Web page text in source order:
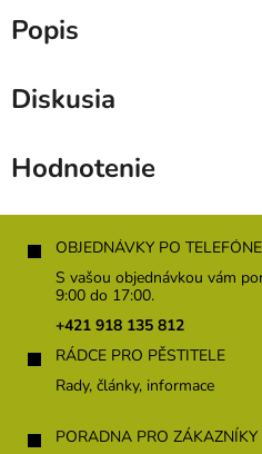
Popis
Diskusia
Hodnotenie
Z
OBJEDNÁVKY PO TELEFÓNE
S vašou objednávkou vám
9:00 do 17:00.
+421 918 135 812
RÁDCE PRO PĚSTITELE
Rady, články, informace
PORADNA PRO ZÁKAZNÍKY